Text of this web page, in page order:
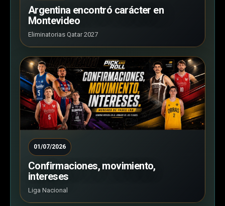
Argentina encontró carácter en
Montevideo
Eliminatorias Qatar 2027
01/07/2026
Confirmaciones, movimiento,
intereses
Liga Nacional